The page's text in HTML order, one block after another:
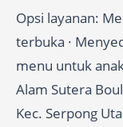
Opsi layanan:
terbuka ·
menu untuk
Alam Sutera
Kec. Serpong